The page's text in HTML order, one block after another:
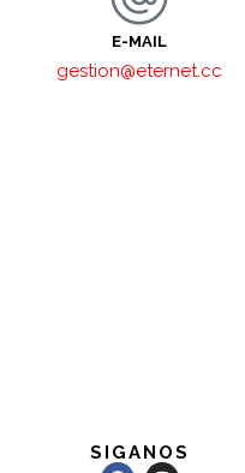
E-MAIL
gestion@eternet.cc
SIGANOS